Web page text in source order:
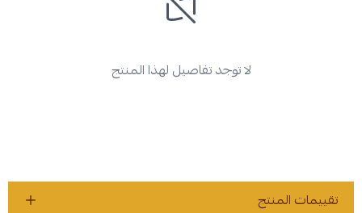
لا توجد تفاصيل لهذا المنتج
تقييمات المنتج